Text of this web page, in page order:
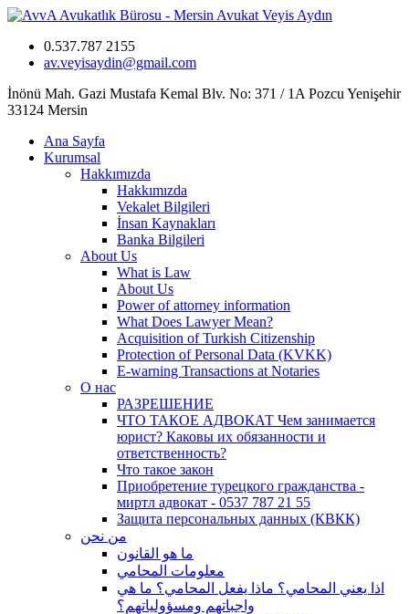
0.537.787 2155
av.veyisaydin@gmail.com
İnönü Mah. Gazi Mustafa Kemal Blv. No: 371 / 1A Pozcu Yenişehir
33124 Mersin
Ana Sayfa
Kurumsal
Hakkımızda
Hakkımızda
Vekalet Bilgileri
İnsan Kaynakları
Banka Bilgileri
About Us
What is Law
About Us
Power of attorney information
What Does Lawyer Mean?
Acquisition of Turkish Citizenship
Protection of Personal Data (KVKK)
E-warning Transactions at Notaries
О нас
РАЗРЕШЕНИЕ
ЧТО ТАКОЕ АДВОКАТ Чем занимается
юрист? Каковы их обязанности и
ответственность?
Что такое закон
Приобретение турецкого гражданства -
миртл адвокат - 0537 787 21 55
Защита персональных данных (КВКК)
من نحن
ما هو القانون
معلومات المحامي
اذا يعني المحامي؟ ماذا يفعل المحامي؟ ما هي
واجباتهم ومسؤولياتهم؟